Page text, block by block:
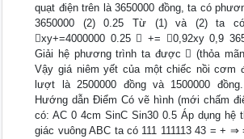
quạt điện trên là 3650000 đồng, ta có
3650000 (2) 0.25 Từ (1) và (2) ta
xy+=4000000 0.25  += 0,92xy 0,9
Giải hệ phương trình ta được  (thỏa
Vậy giá niêm yết của một chiếc nồi cơm
lượt là 2500000 đồng và 1500000
Hướng dẫn Điểm Có vẽ hình (mới chấm
có: AC 0 4cm SinC Sin30 0.5 Áp dụng hệ
giác vuông ABC ta có 111 111113 43 = +